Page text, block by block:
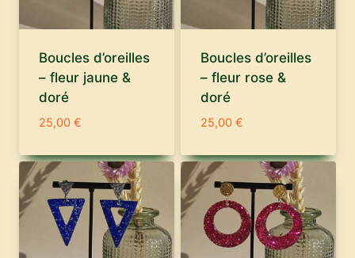
Boucles d’oreilles
– fleur jaune &
doré
25,00 €
Boucles d’oreilles
– fleur rose &
doré
25,00 €